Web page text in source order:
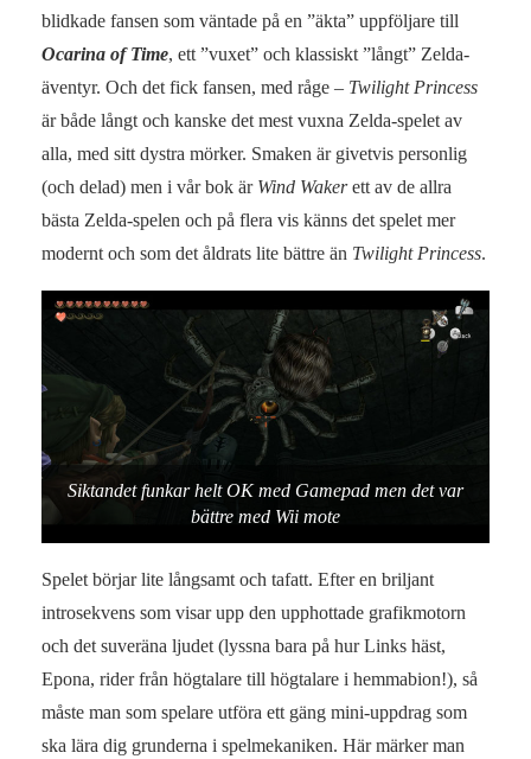
blidkade fansen som väntade på en ”äkta” uppföljare till
Ocarina of Time, ett ”vuxet” och klassiskt ”långt” Zelda-
äventyr. Och det fick fansen, med råge – Twilight Princess
är både långt och kanske det mest vuxna Zelda-spelet av
alla, med sitt dystra mörker. Smaken är givetvis personlig
(och delad) men i vår bok är Wind Wakerett av de allra
bästa Zelda-spelen och på flera vis känns det spelet mer
modernt och som det åldrats lite bättre än Twilight Princess.
Siktandet funkar helt OK med Gamepad men det var
bättre med Wii mote
Spelet börjar lite långsamt och tafatt. Efter en briljant
introsekvens som visar upp den upphottade grafikmotorn
och det suveräna ljudet (lyssna bara på hur Links häst,
Epona, rider från högtalare till högtalare i hemmabion!), så
måste man som spelare utföra ett gäng mini-uppdrag som
ska lära dig grunderna i spelmekaniken. Här märker man